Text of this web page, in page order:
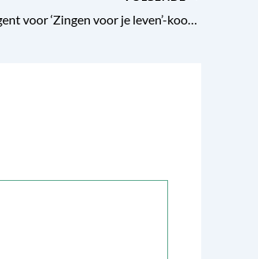
Vacature – Bevlogen Koordirigent voor ‘Zingen voor je leven’-koor in Gouda